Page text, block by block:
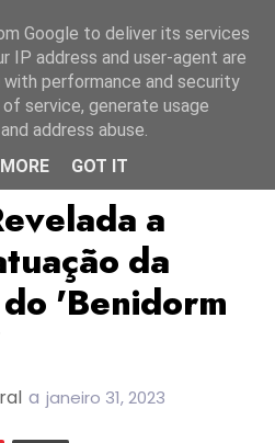
ESC2023
a
da
'Benidorm
a janeiro 31, 2023
Google to deliver its services
IP address and user-agent are
performance and security
service, generate usage
address abuse.
GOT IT